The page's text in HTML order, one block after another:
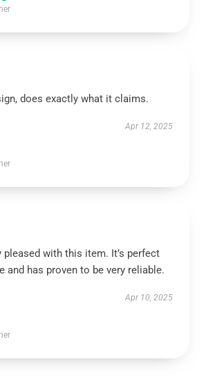
does exactly what it claims.
Apr 12, 2025
pleased with this item. It’s perfect
and has proven to be very reliable.
Apr 10, 2025